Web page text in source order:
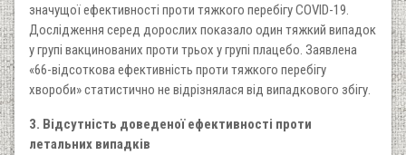
значущої ефективності проти тяжкого перебігу COVID-19.
Дослідження серед дорослих показало один тяжкий випадок
у групі вакцинованих проти трьох у групі плацебо. Заявлена
«66-відсоткова ефективність проти тяжкого перебігу
хвороби» статистично не відрізнялася від випадкового збігу.
3. Відсутність доведеної ефективності проти
летальних випадків